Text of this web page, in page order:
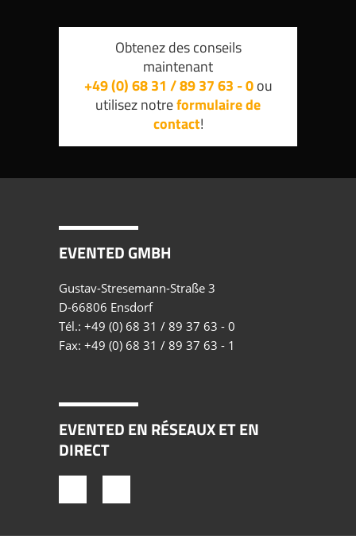
Obtenez des conseils
maintenant
+49 (0) 68 31 / 89 37 63 - 0ou
utilisez notreformulaire de
contact!
EVENTED GMBH
Gustav-Stresemann-Straße 3
D-66806 Ensdorf
Tél.: +49 (0) 68 31 / 89 37 63 - 0
Fax: +49 (0) 68 31 / 89 37 63 - 1
EVENTED EN RÉSEAUX ET EN
DIRECT